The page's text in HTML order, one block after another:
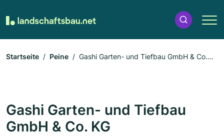
Startseite Peine
Gashi Garten- und Tiefbau GmbH & Co.
Gashi Garten- und Tiefbau
GmbH & Co. KG